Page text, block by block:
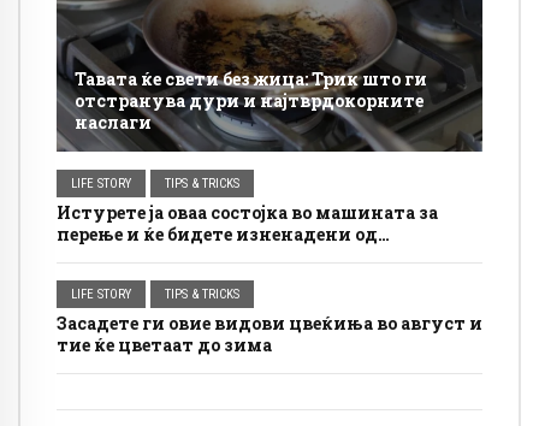
Тавата ќе свети без жица: Трик што ги
отстранува дури и најтврдокорните
наслаги
LIFE STORY TIPS & TRICKS
Истурете ја оваа состојка во машината за
перење и ќе бидете изненадени од
полесно, а облеката изгледа посвежа
LIFE STORY TIPS & TRICKS
Засадете ги овие видови цвеќиња во август и
тие ќе цветаат до зима